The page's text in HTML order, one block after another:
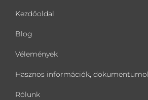
Kezdőoldal
Blog
Vélemények
Hasznos információk,
Rólunk